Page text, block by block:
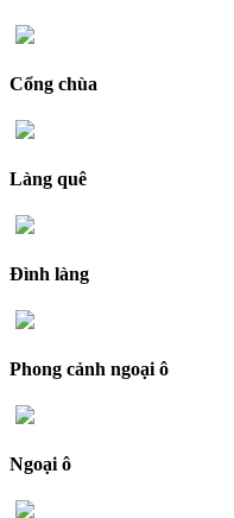
Cổng chùa
Làng quê
Đình làng
Phong cảnh ngoại ô
Ngoại ô